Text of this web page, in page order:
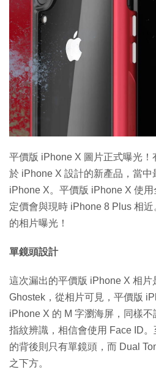
IT Times
生成式AI與雲端應用
Enterprise Digital Transformation
特集
平價版 iPhone X 圖片正式曝光！
於 iPhone X 設計的新產品，當中
iPhone X。平價版 iPhone X 使用
定價會與現時 iPhone 8 Plus 相
的相片曝光！
單鏡頭設計
這次漏出的平價版 iPhone X 相片
Ghostek，從相片可見，平價版
iPhone X 的 M 字瀏海屏，同樣不
指紋辨識，相信會使用 Face ID
的背後則只有單鏡頭，而 Dual
之下方。